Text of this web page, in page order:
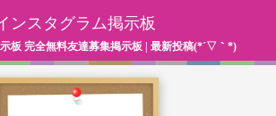
ンスタグラム掲示板
板 完全無料友達募集掲示板 | 最新投稿(*´▽｀*)